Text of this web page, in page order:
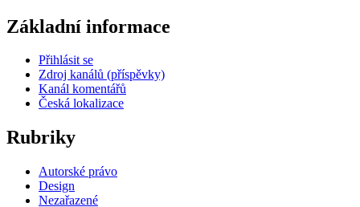
Základní informace
Přihlásit se
Zdroj kanálů (příspěvky)
Kanál komentářů
Česká lokalizace
Rubriky
Autorské právo
Design
Nezařazené